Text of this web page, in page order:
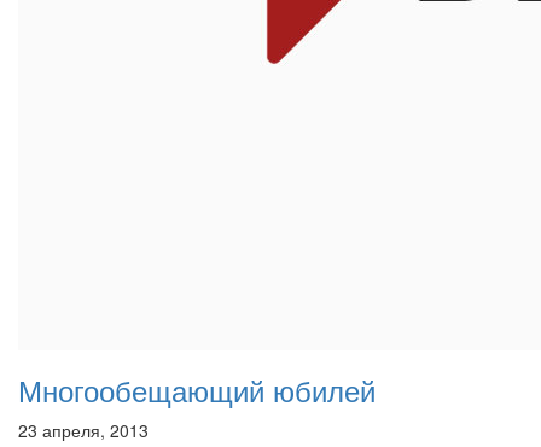
Многообещающий юбилей
23 апреля, 2013